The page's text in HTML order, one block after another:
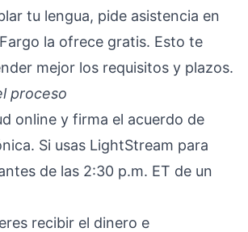
tu lengua, pide asistencia en
la ofrece gratis. Esto te
mejor los requisitos y plazos.
proceso
online y firma el acuerdo de
Si usas LightStream para
de las 2:30 p.m. ET de un
recibir el dinero e